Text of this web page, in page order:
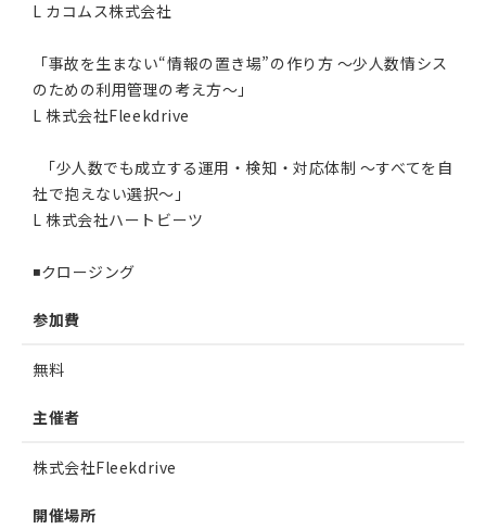
L カコムス株式会社
「事故を生まない“情報の置き場”の作り方 〜少人数情シス
のための利用管理の考え方〜」
L 株式会社Fleekdrive
「少人数でも成立する運用・検知・対応体制 〜すべてを自
社で抱えない選択〜」
L 株式会社ハートビーツ
◾️クロージング
参加費
無料
主催者
株式会社Fleekdrive
開催場所